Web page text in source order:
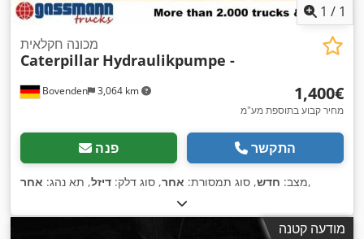
1 / 1
Bovenden 3,064 km
מכונה חקלאית
Caterpillar Hydraulikpumpe -
‏1,400 ‏€
מחיר קבוע בתוספת מע"מ
פנה התקשר
מצב: חדש, סוג תמסורת: אחר, סוג דלק: דיזל, תא נהג: אחר ,
מודעה קטנה